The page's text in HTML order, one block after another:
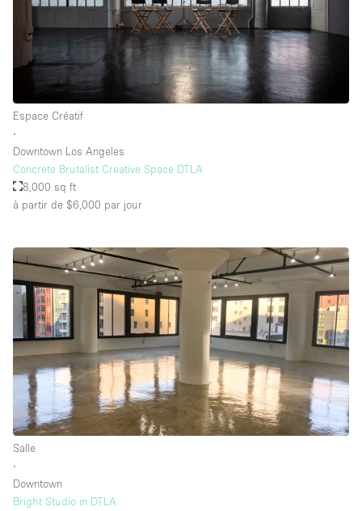
Espace Créatif
∙
Downtown Los Angeles
Concrete Brutalist Creative Space DTLA
8,000 sq ft
à partir de $6,000 par jour
Salle
∙
Downtown
Bright Studio in DTLA